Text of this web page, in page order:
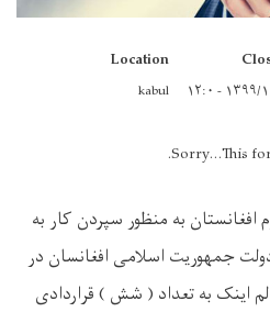
Location
kabul
Sorry...This
به منظور سپردن کار به
جمهوریت اسلامی افغانسان در
اینک به تعداد ( شش ) قراردادی